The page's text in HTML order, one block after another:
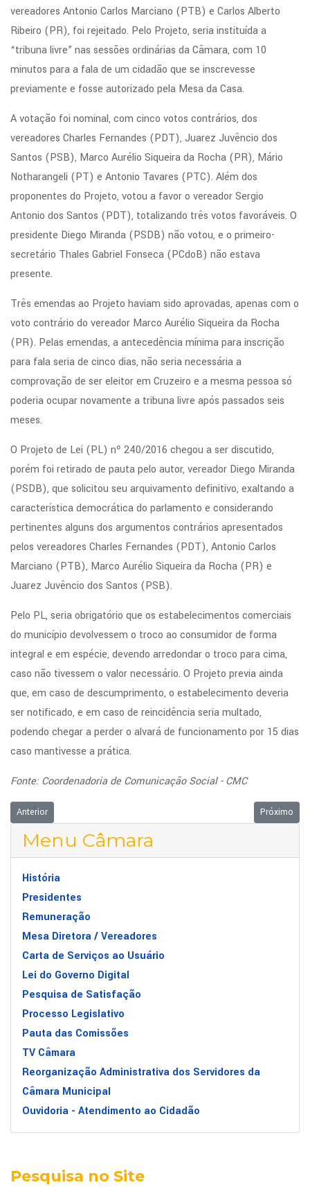
vereadores Antonio Carlos Marciano (PTB) e Carlos Alberto
Ribeiro (PR), foi rejeitado. Pelo Projeto, seria instituída a
“tribuna livre” nas sessões ordinárias da Câmara, com 10
minutos para a fala de um cidadão que se inscrevesse
previamente e fosse autorizado pela Mesa da Casa.
A votação foi nominal, com cinco votos contrários, dos
vereadores Charles Fernandes (PDT), Juarez Juvêncio dos
Santos (PSB), Marco Aurélio Siqueira da Rocha (PR), Mário
Notharangeli (PT) e Antonio Tavares (PTC). Além dos
proponentes do Projeto, votou a favor o vereador Sergio
Antonio dos Santos (PDT), totalizando três votos favoráveis. O
presidente Diego Miranda (PSDB) não votou, e o primeiro-
secretário Thales Gabriel Fonseca (PCdoB) não estava
presente.
Três emendas ao Projeto haviam sido aprovadas, apenas com o
voto contrário do vereador Marco Aurélio Siqueira da Rocha
(PR). Pelas emendas, a antecedência mínima para inscrição
para fala seria de cinco dias, não seria necessária a
comprovação de ser eleitor em Cruzeiro e a mesma pessoa só
poderia ocupar novamente a tribuna livre após passados seis
meses.
O Projeto de Lei (PL) nº 240/2016 chegou a ser discutido,
porém foi retirado de pauta pelo autor, vereador Diego Miranda
(PSDB), que solicitou seu arquivamento definitivo, exaltando a
característica democrática do parlamento e considerando
pertinentes alguns dos argumentos contrários apresentados
pelos vereadores Charles Fernandes (PDT), Antonio Carlos
Marciano (PTB), Marco Aurélio Siqueira da Rocha (PR) e
Juarez Juvêncio dos Santos (PSB).
Pelo PL, seria obrigatório que os estabelecimentos comerciais
do município devolvessem o troco ao consumidor de forma
integral e em espécie, devendo arredondar o troco para cima,
caso não tivessem o valor necessário. O Projeto previa ainda
que, em caso de descumprimento, o estabelecimento deveria
ser notificado, e em caso de reincidência seria multado,
podendo chegar a perder o alvará de funcionamento por 15 dias
caso mantivesse a prática.
Fonte: Coordenadoria de Comunicação Social - CMC
Artigo anterior: Câmara autoriza Política Municipal Cooperativista e
Anterior Próximo
Próximo
Menu Câmara
História
Presidentes
Remuneração
Mesa Diretora / Vereadores
Carta de Serviços ao Usuário
Lei do Governo Digital
Pesquisa de Satisfação
Processo Legislativo
Pauta das Comissões
TV Câmara
Reorganização Administrativa dos Servidores da
Câmara Municipal
Ouvidoria - Atendimento ao Cidadão
Pesquisa no Site